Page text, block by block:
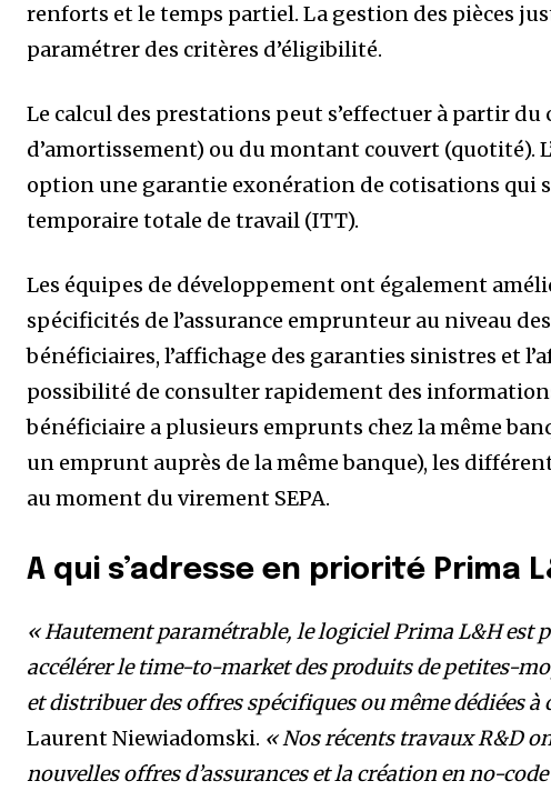
renforts et le temps partiel. La gestion des pièces
paramétrer des critères d’éligibilité.
Le calcul des prestations peut s’effectuer à partir
d’amortissement) ou du montant couvert (quotité).
option une garantie exonération de cotisations qui
temporaire totale de travail (ITT).
Les équipes de développement ont également
spécificités de l’assurance emprunteur au niveau
bénéficiaires, l’affichage des garanties sinistres et
possibilité de consulter rapidement des
bénéficiaire a plusieurs emprunts chez la même
un emprunt auprès de la même banque), les
au moment du virement SEPA.
A qui s’adresse en priorité Prima
« Hautement paramétrable, le logiciel Prima L&H est
accélérer le time-to-market des produits de petites-
et distribuer des offres spécifiques ou même dédiées à
Laurent Niewiadomski. « Nos récents travaux R&D
nouvelles offres d’assurances et la création en no-